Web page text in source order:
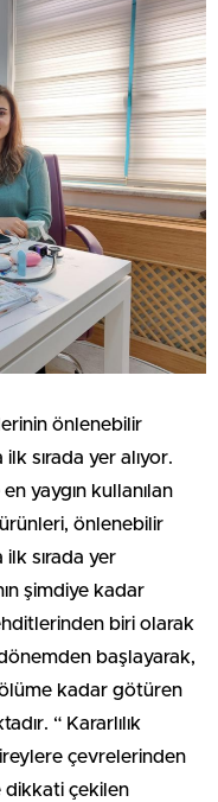
önlenebilir
sırada yer alıyor.
yaygın kullanılan
ürünleri, önlenebilir
ilk sırada yer
şimdiye kadar
biri olarak
başlayarak,
ölüme kadar götüren
“ Kararlılık
çevrelerinden
dikkati çekilen